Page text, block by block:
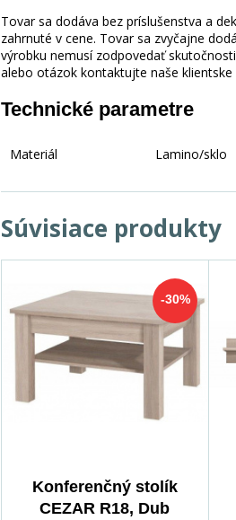
Tovar sa dodáva bez príslušenstva a
zahrnuté v cene. Tovar sa zvyčajne
výrobku nemusí zodpovedať
alebo otázok kontaktujte naše
Technické parametre
Materiál Lamino/sklo
Súvisiace produkty
-30%
Konferenčný stolík
CEZAR R18, Dub